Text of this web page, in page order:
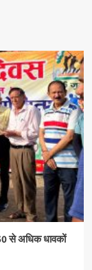
से अधिक धावकों